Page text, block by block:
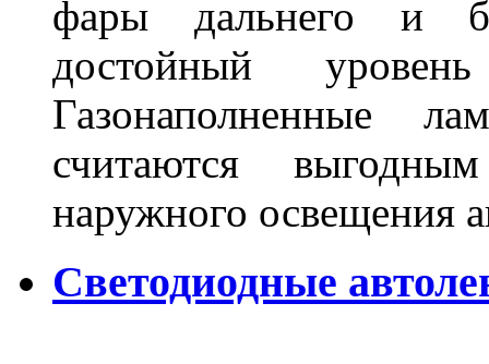
фары дальнего и
достойный
Газонаполненные
считаются
наружного освещения
Светодиодные